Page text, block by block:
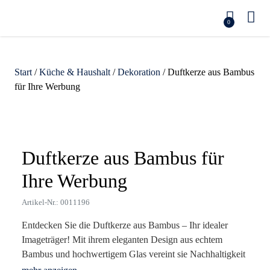
0
Start /Küche & Haushalt /Dekoration / Duftkerze aus Bambus
für Ihre Werbung
Duftkerze aus Bambus für
Ihre Werbung
Artikel-Nr.: 0011196
Entdecken Sie die Duftkerze aus Bambus – Ihr idealer
Imageträger! Mit ihrem eleganten Design aus echtem
Bambus und hochwertigem Glas vereint sie Nachhaltigkeit